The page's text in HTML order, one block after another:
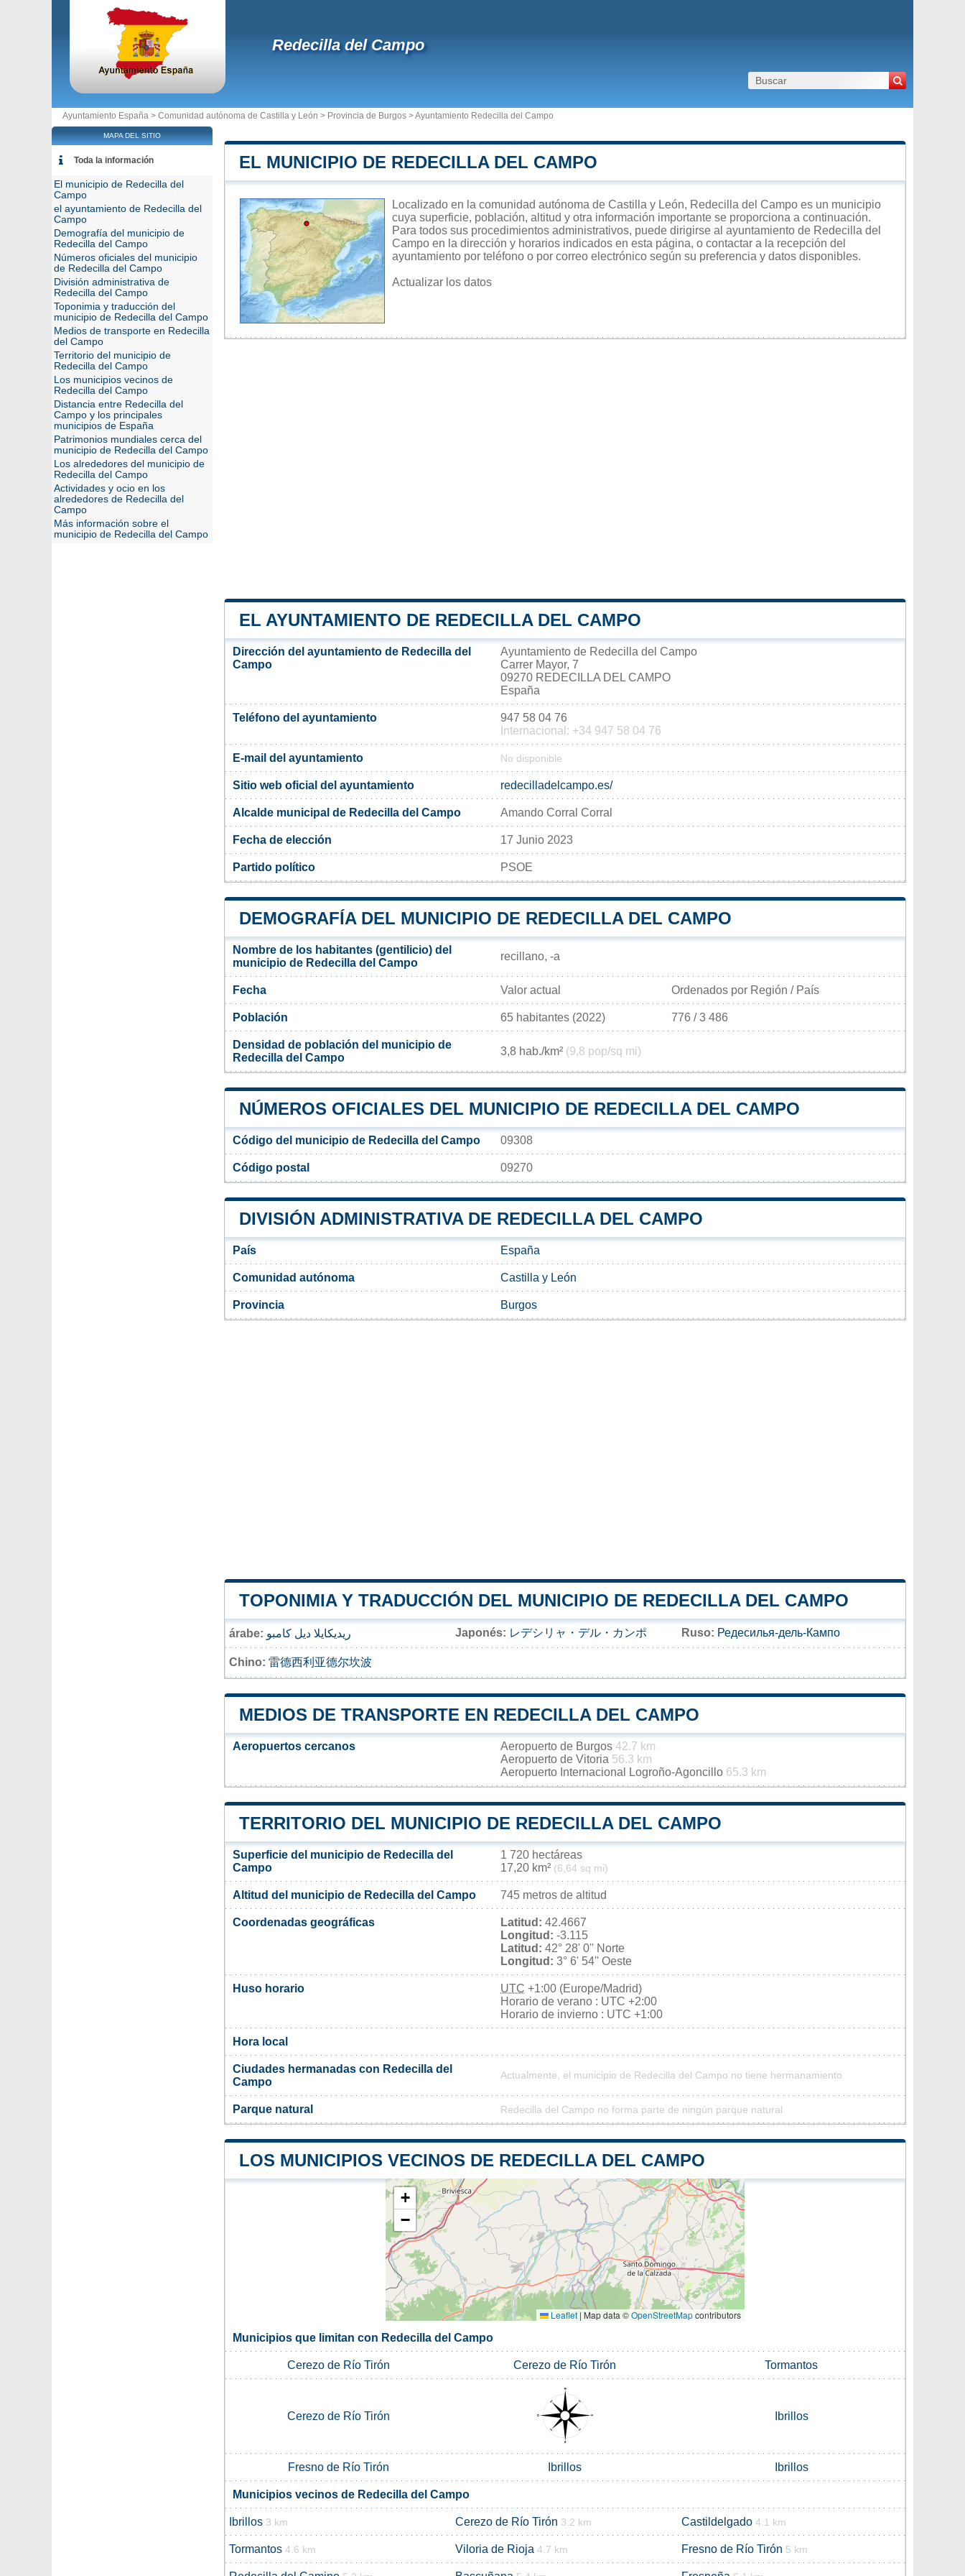
Redecilla del Campo
Ayuntamiento España > Comunidad autónoma de Castilla y León > Provincia de Burgos >Ayuntamiento Redecilla del Campo
EL MUNICIPIO DE REDECILLA DEL CAMPO
Localizado en la comunidad autónoma de Castilla y León, Redecilla del Campo es un municipio
cuya superficie, población, altitud y otra información importante se proporciona a continuación.
Para todos sus procedimientos administrativos, puede dirigirse al ayuntamiento de Redecilla del
Campo en la dirección y horarios indicados en esta página, o contactar a la recepción del
ayuntamiento por teléfono o por correo electrónico según su preferencia y datos disponibles.
Actualizar los datos
EL AYUNTAMIENTO DE REDECILLA DEL CAMPO
Dirección del ayuntamiento de Redecilla del
Campo
Ayuntamiento de Redecilla del Campo
Carrer Mayor, 7
09270 REDECILLA DEL CAMPO
España
Teléfono del ayuntamiento
947 58 04 76
Internacional: +34 947 58 04 76
E-mail del ayuntamiento No disponible
Sitio web oficial del ayuntamiento redecilladelcampo.es/
Alcalde municipal de Redecilla del Campo Amando Corral Corral
Fecha de elección 17 Junio 2023
Partido político PSOE
DEMOGRAFÍA DEL MUNICIPIO DE REDECILLA DEL CAMPO
Nombre de los habitantes (gentilicio) del
municipio de Redecilla del Campo
recillano, -a
Fecha Valor actual Ordenados por Región / País
Población 65 habitantes (2022) 776 / 3 486
Densidad de población del municipio de
Redecilla del Campo
3,8 hab./km² (9,8 pop/sq mi)
NÚMEROS OFICIALES DEL MUNICIPIO DE REDECILLA DEL CAMPO
Código del municipio de Redecilla del Campo 09308
Código postal 09270
DIVISIÓN ADMINISTRATIVA DE REDECILLA DEL CAMPO
País España
Comunidad autónoma Castilla y León
Provincia Burgos
TOPONIMIA Y TRADUCCIÓN DEL MUNICIPIO DE REDECILLA DEL CAMPO
árabe: ريديكايلا ديل كامبو Japonés: レデシリャ・デル・カンポ Ruso: Редесилья-дель-Кампо
Chino: 雷德西利亚德尔坎波
MEDIOS DE TRANSPORTE EN REDECILLA DEL CAMPO
Aeropuertos cercanos Aeropuerto de Burgos 42.7 km
Aeropuerto de Vitoria 56.3 km
Aeropuerto Internacional Logroño-Agoncillo 65.3 km
TERRITORIO DEL MUNICIPIO DE REDECILLA DEL CAMPO
Superficie del municipio de Redecilla del
Campo
1 720 hectáreas
17,20 km² (6,64 sq mi)
Altitud del municipio de Redecilla del Campo 745 metros de altitud
Coordenadas geográficas Latitud: 42.4667
Longitud: -3.115
Latitud: 42° 28' 0'' Norte
Longitud: 3° 6' 54'' Oeste
Huso horario UTC +1:00 (Europe/Madrid)
Horario de verano : UTC +2:00
Horario de invierno : UTC +1:00
Hora local
Ciudades hermanadas con Redecilla del
Campo
Actualmente, el municipio de Redecilla del Campo no tiene hermanamiento
Parque natural Redecilla del Campo no forma parte de ningún parque natural
LOS MUNICIPIOS VECINOS DE REDECILLA DEL CAMPO
+
−
Leaflet | Map data ©OpenStreetMapcontributors
Municipios que limitan con Redecilla del Campo
Cerezo de Río Tirón Cerezo de Río Tirón Tormantos
Cerezo de Río Tirón Ibrillos
Fresno de Río Tirón Ibrillos Ibrillos
Municipios vecinos de Redecilla del Campo
Ibrillos 3 km Cerezo de Río Tirón 3.2 km Castildelgado 4.1 km
Tormantos 4.6 km Viloria de Rioja 4.7 km Fresno de Río Tirón 5 km
MAPA DEL SITIO
Toda la información
El municipio de Redecilla del
Campo
el ayuntamiento de Redecilla del
Campo
Demografía del municipio de
Redecilla del Campo
Números oficiales del municipio
de Redecilla del Campo
División administrativa de
Redecilla del Campo
Toponimia y traducción del
municipio de Redecilla del Campo
Medios de transporte en Redecilla
del Campo
Territorio del municipio de
Redecilla del Campo
Los municipios vecinos de
Redecilla del Campo
Distancia entre Redecilla del
Campo y los principales
municipios de España
Patrimonios mundiales cerca del
municipio de Redecilla del Campo
Los alrededores del municipio de
Redecilla del Campo
Actividades y ocio en los
alrededores de Redecilla del
Campo
Más información sobre el
municipio de Redecilla del Campo